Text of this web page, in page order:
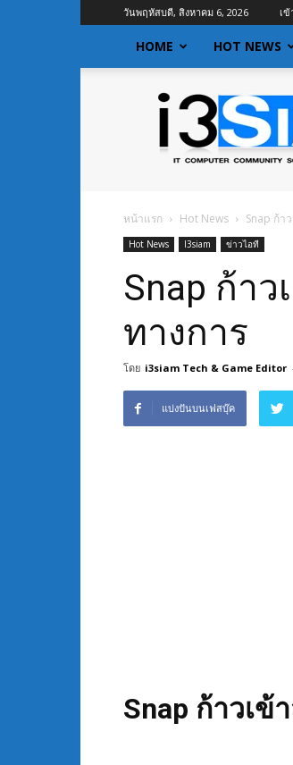
วันพฤหัสบดี, สิงหาคม 6, 2026 เ
HOME HOT NEWS
I3siam
ข่าว
ไอที
ข่าวสาร
กับ
เทคโนโลยี
หน้าแรก Hot News Snap ก้า
Hot News I3siam ข่าวไอที
Snap ก้า
ทางการ
โดย i3siam Tech & Game Editor
แบ่งปันบนเฟสบุ๊ค
Snap ก้าวเข้